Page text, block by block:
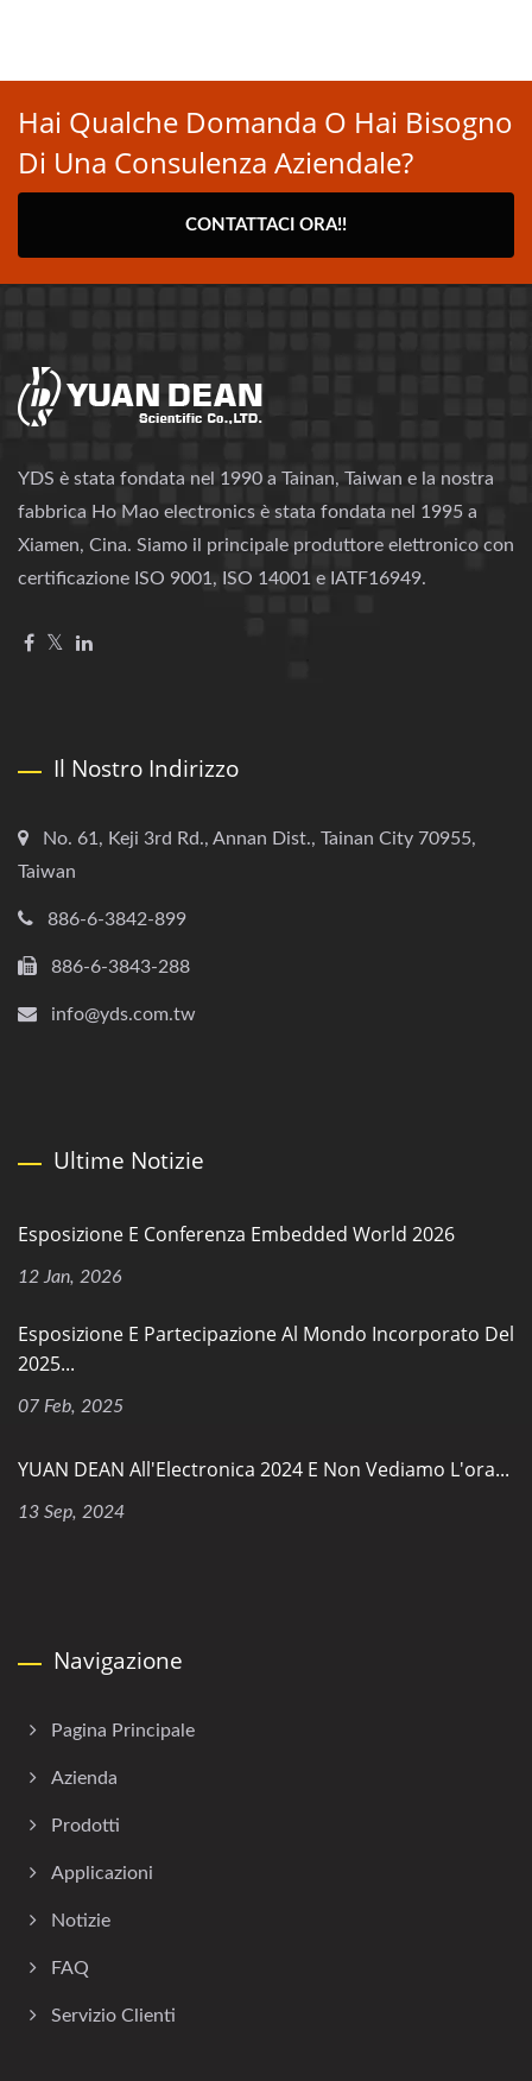
Hai Qualche Domanda O Hai Bisogno
Di Una Consulenza Aziendale?
CONTATTACI ORA!!
YDS è stata fondata nel 1990 a Tainan, Taiwan e la nostra
fabbrica Ho Mao electronics è stata fondata nel 1995 a
Xiamen, Cina. Siamo il principale produttore elettronico con
certificazione ISO 9001, ISO 14001 e IATF16949.
Il Nostro Indirizzo
No. 61, Keji 3rd Rd., Annan Dist., Tainan City 70955,
Taiwan
886-6-3842-899
886-6-3843-288
info@yds.com.tw
Ultime Notizie
Esposizione E Conferenza Embedded World 2026
12 Jan, 2026
Esposizione E Partecipazione Al Mondo Incorporato Del
2025...
07 Feb, 2025
YUAN DEAN All'Electronica 2024 E Non Vediamo L'ora...
13 Sep, 2024
Navigazione
Pagina Principale
Azienda
Prodotti
Applicazioni
Notizie
FAQ
Servizio Clienti